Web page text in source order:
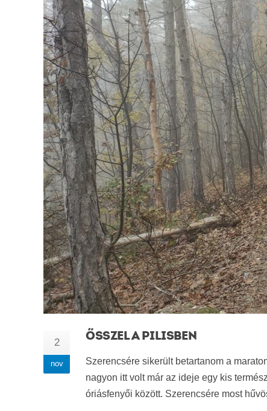
2
nov
ŐSSZEL A PILISBEN
Szerencsére sikerült betartanom a
nagyon itt volt már az ideje egy kis
óriásfenyői között. Szerencsére most